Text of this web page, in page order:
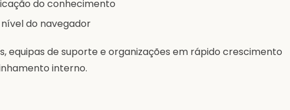
do conhecimento
do navegador
equipas de suporte e organizações em rápido crescimento
interno.